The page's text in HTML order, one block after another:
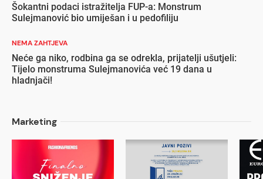
Šokantni podaci istražitelja FUP-a: Monstrum
Sulejmanović bio umiješan i u pedofiliju
NEMA ZAHTJEVA
Neće ga niko, rodbina ga se odrekla, prijatelji ušutjeli:
Tijelo monstruma Sulejmanovića već 19 dana u
hladnjači!
Marketing